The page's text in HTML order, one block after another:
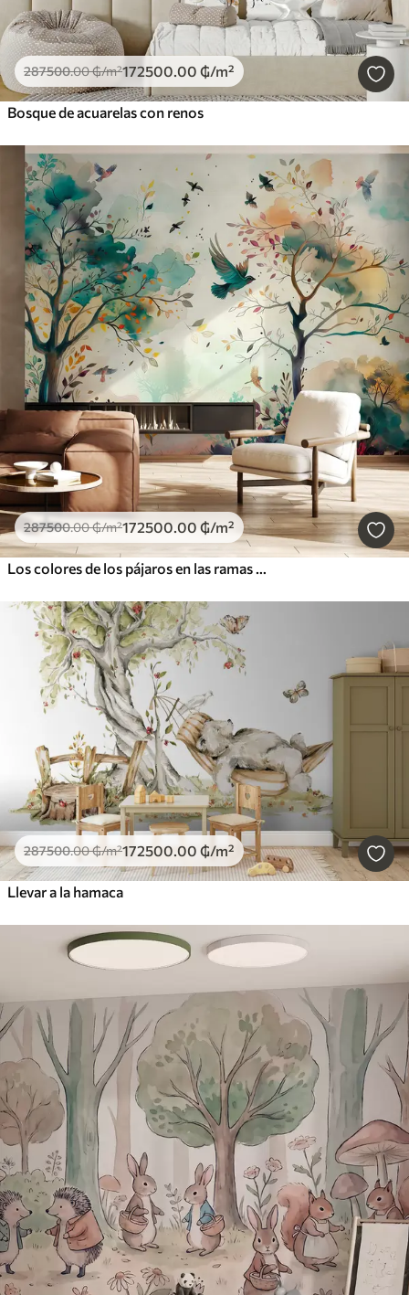
287500.00₲/m²172500.00 ₲/m²
Bosque de acuarelas con renos
287500.00₲/m²172500.00 ₲/m²
Los colores de los pájaros en las ramas otoñales
287500.00₲/m²172500.00 ₲/m²
Llevar a la hamaca